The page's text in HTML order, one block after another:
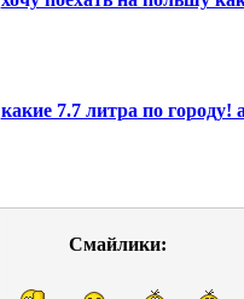
какие 7.7 литра по городу!
Смайлики: